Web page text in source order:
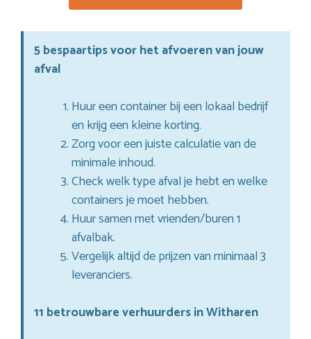
5 bespaartips voor het afvoeren van jouw
afval
Huur een container bij een lokaal bedrijf
en krijg een kleine korting.
Zorg voor een juiste calculatie van de
minimale inhoud.
Check welk type afval je hebt en welke
containers je moet hebben.
Huur samen met vrienden/buren 1
afvalbak.
Vergelijk altijd de prijzen van minimaal 3
leveranciers.
11 betrouwbare verhuurders in Witharen